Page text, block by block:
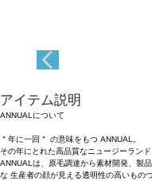
アイテム説明
ANNUALについて
＂年に一回＂ の意味をもつ ANNUAL。
その年にとれた高品質なニュージーラン
ANNUALは、原毛調達から素材開発、製
な 生産者の顔が見える透明性の高いもの